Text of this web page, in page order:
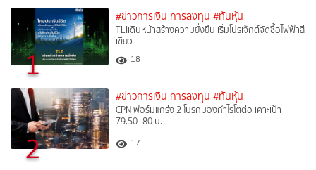
1
#ข่าวการเงิน การลงทุน #ทันหุ้น
TLIเดินหน้าสร้างความยั่งยืน เริ่มโปรเจ็กต์จัดซื้อไฟฟ้าสี
เขียว
18
2
#ข่าวการเงิน การลงทุน #ทันหุ้น
CPN ฟอร์มแกร่ง 2 โบรกมองกำไรโตต่อ เคาะเป้า
79.50–80 บ.
17